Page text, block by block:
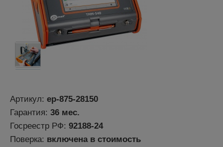
Артикул: ep-875-28150
Гарантия: 36 мес.
Госреестр РФ: 92188-24
Поверка: включена в стоимость